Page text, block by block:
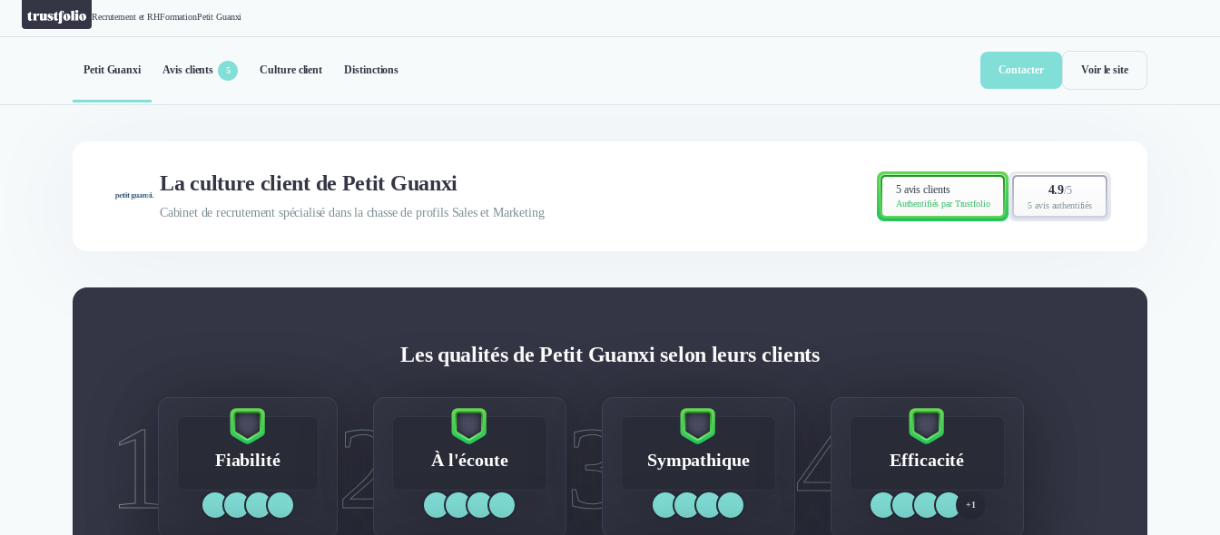
Recrutement et RHFormationPetit Guanxi
Contacter Voir le site
Petit Guanxi Avis clients 5 Culture client Distinctions
La culture client de Petit Guanxi
Cabinet de recrutement spécialisé dans la chasse de profils Sales et Marketing
5 avis clients
Authentifiés par Trustfolio
4.9/5
5 avis authentifiés
Les qualités de Petit Guanxi selon leurs clients
1 Fiabilité 2 À l'écoute 3 Sympathique 4 Efficacité
+1